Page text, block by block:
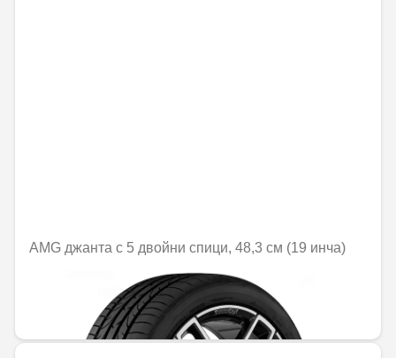
AMG джанта с 5 двойни спици, 48,3 см (19 инча)
Не е налично онлайн
1379,50 € / 2698,06 лв.